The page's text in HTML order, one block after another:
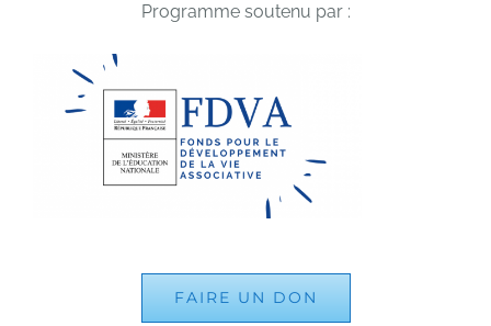
Programme soutenu par :
FAIRE UN DON